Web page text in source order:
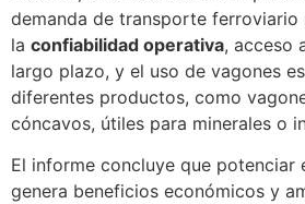
demanda de transporte ferroviario
la confiabilidad operativa, acceso
largo plazo, y el uso de vagones
diferentes productos, como
cóncavos, útiles para minerales o
El informe concluye que potenciar
genera beneficios económicos y